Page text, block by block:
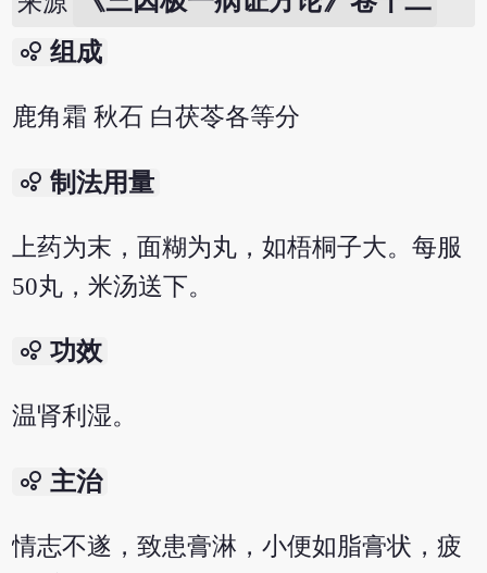
bubble_chart 组成
鹿角霜 秋石 白茯苓各等分
bubble_chart 制法用量
上药为末，面糊为丸，如梧桐子大。每服
50丸，米汤送下。
bubble_chart 功效
温肾利湿。
bubble_chart 主治
情志不遂，致患膏淋，小便如脂膏状，疲